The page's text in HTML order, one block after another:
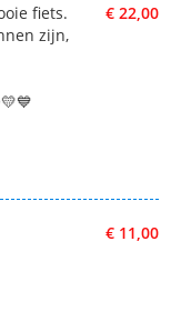
€ 22,00
fiets.
zijn,
€ 11,00